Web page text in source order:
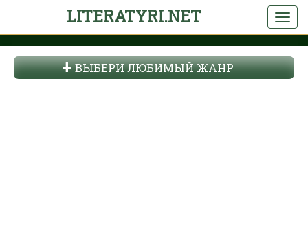
LITERATYRI.NET
ВЫБЕРИ ЛЮБИМЫЙ ЖАНР